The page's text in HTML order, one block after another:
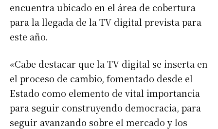
encuentra ubicado en el área de cobertura
para la llegada de la TV digital prevista para
este año.
«Cabe destacar que la TV digital se inserta en
el proceso de cambio, fomentado desde el
Estado como elemento de vital importancia
para seguir construyendo democracia, para
seguir avanzando sobre el mercado y los